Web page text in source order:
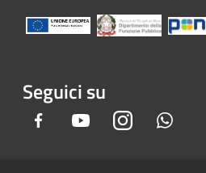
Seguici su
Facebook YoutubeInstagram